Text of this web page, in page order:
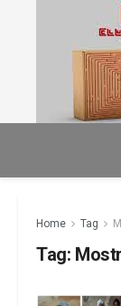
Home Tag
Tag: